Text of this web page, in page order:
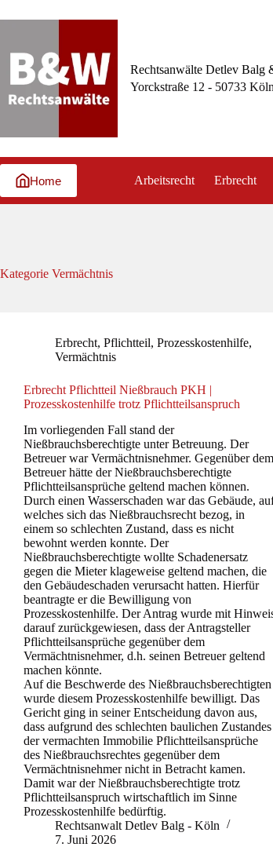
Inhalt
Rechtsanwälte Detlev Balg
Yorckstraße 12 - 50733
Home Arbeitsrecht Erbrecht
Kategorie Vermächtnis
Erbrecht, Pflichtteil, Prozesskostenhilfe,
Vermächtnis
Erbrecht Pflichtteil Nießbrauch PKH |
Prozesskostenhilfe trotz Pflichtteilsanspruch
Im vorliegenden Fall stand der
Nießbrauchsberechtigte unter Betreuung. Der
Betreuer war Vermächtnisnehmer. Gegenüber dem
Betreuer hätte der Nießbrauchsberechtigte
Pflichtteilsansprüche geltend machen können.
Durch einen Wasserschaden war das Gebäude,
welches sich das Nießbrauchsrecht bezog, in
einem so schlechten Zustand, dass es nicht
bewohnt werden konnte. Der
Nießbrauchsberechtigte wollte Schadenersatz
gegen die Mieter klageweise geltend machen, die
den Gebäudeschaden verursacht hatten. Hierfür
beantragte er die Bewilligung von
Prozesskostenhilfe. Der Antrag wurde mit
darauf zurückgewiesen, dass der Antragsteller
Pflichtteilsansprüche gegenüber dem
Vermächtnisnehmer, d.h. seinen Betreuer geltend
machen könnte.
Auf die Beschwerde des Nießbrauchsberechtigten
wurde diesem Prozesskostenhilfe bewilligt. Das
Gericht ging in seiner Entscheidung davon aus,
dass aufgrund des schlechten baulichen Zustandes
der vermachten Immobilie Pflichtteilsansprüche
des Nießbrauchsrechtes gegenüber dem
Vermächtnisnehmer nicht in Betracht kamen.
Damit war der Nießbrauchsberechtigte trotz
Pflichtteilsanspruch wirtschaftlich im Sinne
Prozesskostenhilfe bedürftig.
Rechtsanwalt Detlev Balg - Köln
7. Juni 2026